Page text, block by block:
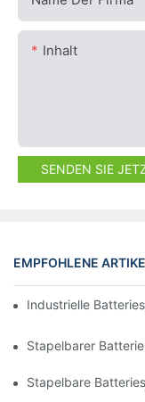
Inhalt
SENDEN SIE
EMPFOHLENE
Industrielle
Stapelbarer
Stapelbare